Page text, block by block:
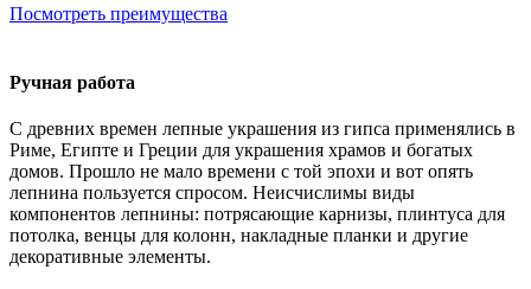
Посмотреть преимущества
Ручная работа
С древних времен лепные украшения из гипса применялись в
Риме, Египте и Греции для украшения храмов и богатых
домов. Прошло не мало времени с той эпохи и вот опять
лепнина пользуется спросом. Неисчислимы виды
компонентов лепнины: потрясающие карнизы, плинтуса для
потолка, венцы для колонн, накладные планки и другие
декоративные элементы.